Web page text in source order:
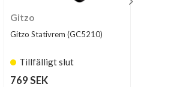
Gitzo
Gitzo Stativrem (GC5210)
Tillfälligt slut
769 SEK